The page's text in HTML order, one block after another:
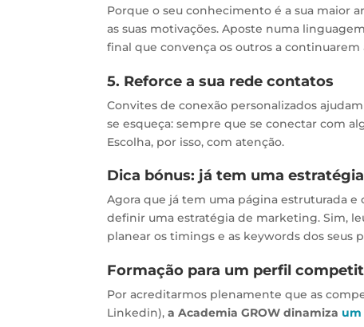
Porque o seu conhecimento é a sua maior
as suas motivações. Aposte numa
final que convença os outros a continuarem
5. Reforce a sua rede contatos
Convites de conexão personalizados
se esqueça: sempre que se conectar com
Escolha, por isso, com atenção.
Dica bónus: já tem uma
Agora que já tem uma página estruturada
definir uma estratégia de marketing. Sim,
planear os timings e as keywords dos seus
Formação para um perfil
Por acreditarmos plenamente que as
Linkedin),a Academia GROW dinamiza um